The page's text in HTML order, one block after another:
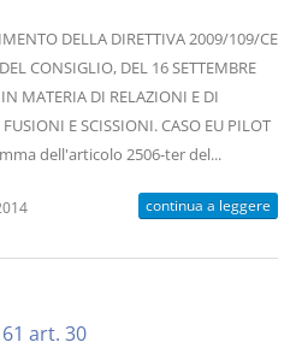
DELLA DIRETTIVA 2009/109/CE
CONSIGLIO, DEL 16 SETTEMBRE
MATERIA DI RELAZIONI E DI
E SCISSIONI. CASO EU PILOT
dell'articolo 2506-ter del...
continua a leggere
art. 30